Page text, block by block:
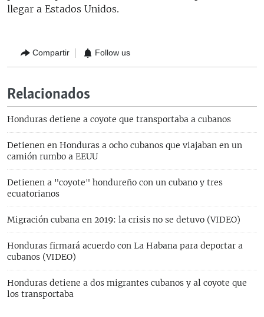
llegar a Estados Unidos.
Compartir Follow us
Relacionados
Honduras detiene a coyote que transportaba a cubanos
Detienen en Honduras a ocho cubanos que viajaban en un
camión rumbo a EEUU
Detienen a "coyote" hondureño con un cubano y tres
ecuatorianos
Migración cubana en 2019: la crisis no se detuvo (VIDEO)
Honduras firmará acuerdo con La Habana para deportar a
cubanos (VIDEO)
Honduras detiene a dos migrantes cubanos y al coyote que
los transportaba